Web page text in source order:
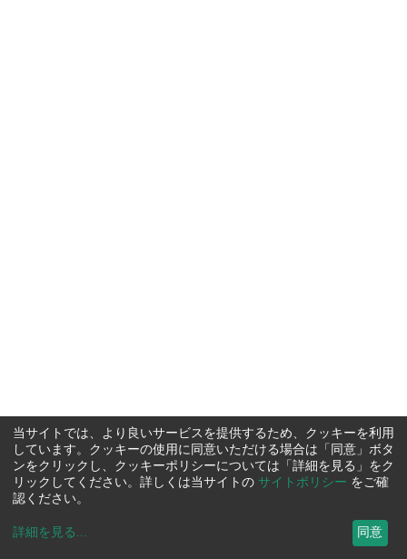
当サイトでは、より良いサービスを提供するため、クッキーを利用
しています。クッキーの使用に同意いただける場合は「同意」ボタ
ンをクリックし、クッキーポリシーについては「詳細を見る」をク
リックしてください。詳しくは当サイトの サイトポリシー をご確
認ください。
詳細を見る ... 同意